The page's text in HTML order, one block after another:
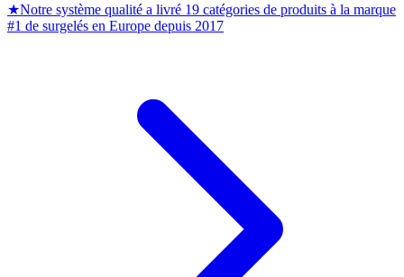
★Notre système qualité a livré 19 catégories de produits à la marque
#1 de surgelés en Europe depuis 2017